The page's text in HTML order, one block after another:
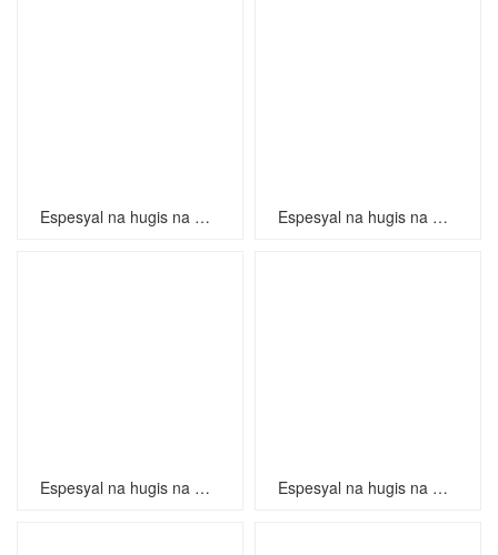
Espesyal na hugis na mga kuko Espesyal na hugis na mga kuko
Espesyal na hugis na mga kuko Espesyal na hugis na mga kuko